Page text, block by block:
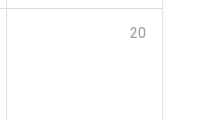
20